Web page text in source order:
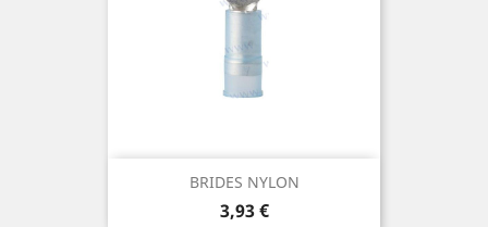
BRIDES NYLON
Prix
3,93 €